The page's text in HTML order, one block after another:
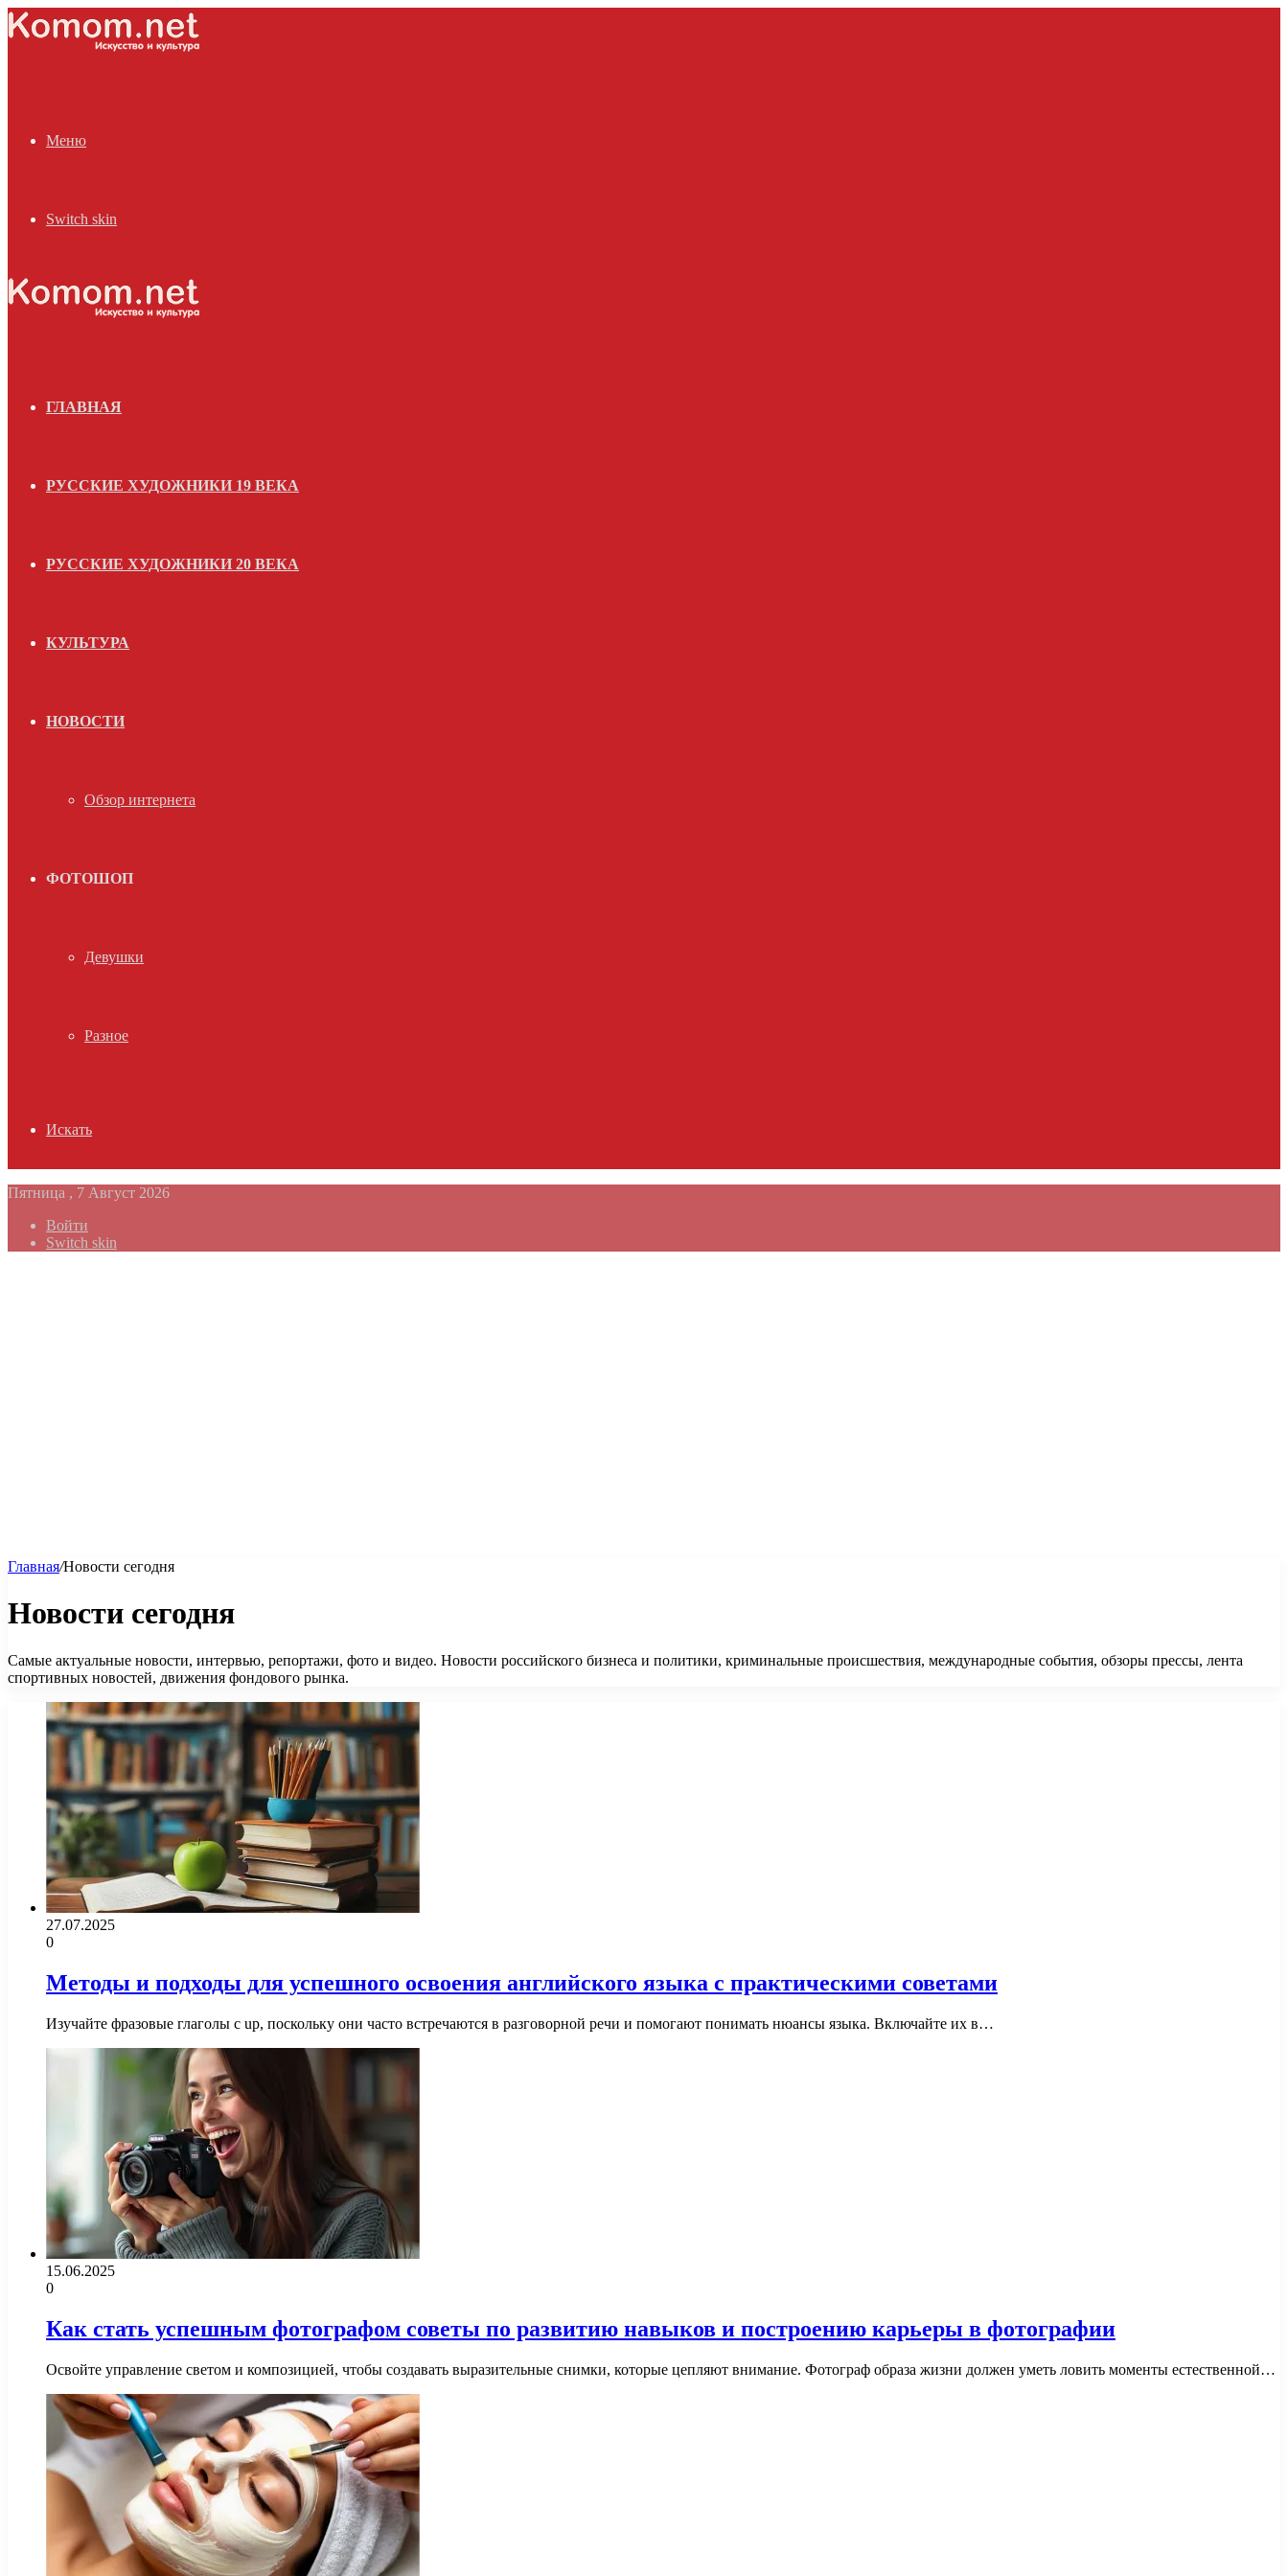
Меню
Switch skin
ГЛАВНАЯ
РУССКИЕ ХУДОЖНИКИ 19 ВЕКА
РУССКИЕ ХУДОЖНИКИ 20 ВЕКА
КУЛЬТУРА
НОВОСТИ
Обзор интернета
ФОТОШОП
Девушки
Разное
Искать
Пятница , 7 Август 2026
Войти
Switch skin
Главная/Новости сегодня
Новости сегодня
Самые актуальные новости, интервью, репортажи, фото и видео. Новости российского бизнеса и политики, криминальные происшествия, международные события, обзоры прессы, лента
спортивных новостей, движения фондового рынка.
27.07.2025
0
Методы и подходы для успешного освоения английского языка с практическими советами
Изучайте фразовые глаголы с up, поскольку они часто встречаются в разговорной речи и помогают понимать нюансы языка. Включайте их в…
15.06.2025
0
Как стать успешным фотографом советы по развитию навыков и построению карьеры в фотографии
Освойте управление светом и композицией, чтобы создавать выразительные снимки, которые цепляют внимание. Фотограф образа жизни должен уметь ловить моменты естественной…